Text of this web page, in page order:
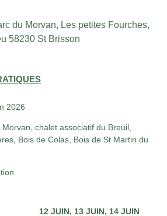
du Morvan, Les petites Fourches,
58230 St Brisson
2026
chalet associatif du Breuil,
Bois de Colas, Bois de St Martin du
12 JUIN 13 JUIN 14 JUIN